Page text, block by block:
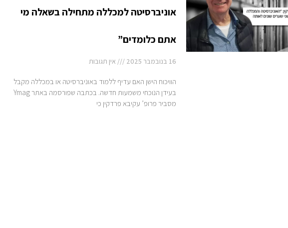
אוניברסיטה למכללה מתחילה בשאלה מי
אתם כלומדים”
16 בנובמבר 2025 אין תגובות
הוויכוח הישן האם עדיף ללמוד באוניברסיטה או במכללה מקבל
בעידן הנוכחי משמעות חדשה. בכתבה שפורסמה באתר Ymag
מסביר פרופ’ עקיבא פרדקין כי